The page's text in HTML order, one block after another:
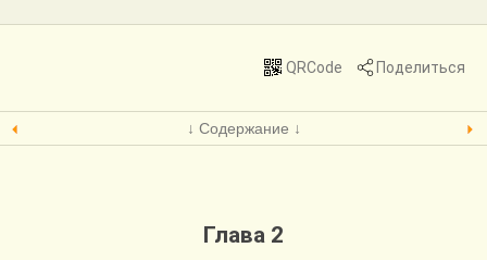
QRCode Поделиться
↓ Содержание ↓
Глава 2